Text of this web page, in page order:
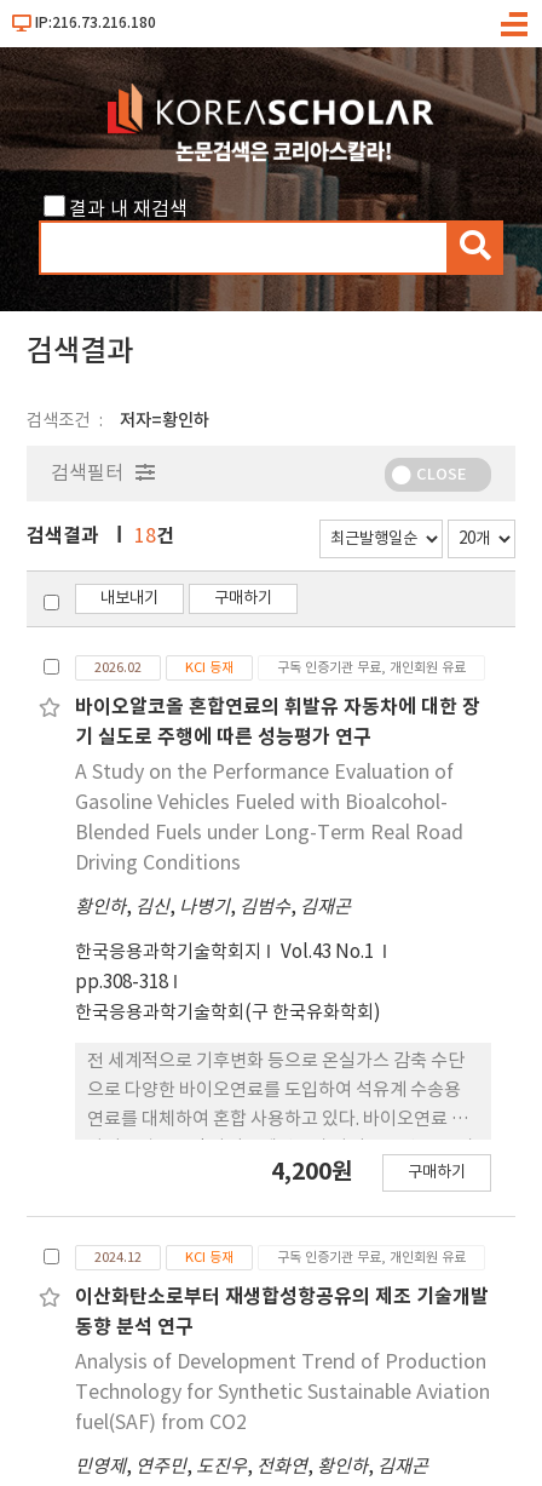
IP:216.73.216.180
메
결과 내 재검색
검
색
검색결과
검색조건 저자=황인하
검색필터 CLOSE
검색결과 18건
내보내기 구매하기
2026.02 KCI 등재 구독 인증기관 무료, 개인회원 유료
바이오알코올 혼합연료의 휘발유 자동차에 대한 장
기 실도로 주행에 따른 성능평가 연구
A Study on the Performance Evaluation of
Gasoline Vehicles Fueled with Bioalcohol-
Blended Fuels under Long-Term Real Road
Driving Conditions
황인하, 김신, 나병기, 김범수, 김재곤
한국응용과학기술학회지
Vol.43 No.1
pp.308-318
한국응용과학기술학회(구 한국유화학회)
전 세계적으로 기후변화 등으로 온실가스 감축 수단
으로 다양한 바이오연료를 도입하여 석유계 수송용
연료를 대체하여 혼합 사용하고 있다. 바이오연료 중
동차용 휘발유에 적정 비율로 혼합하여 기존 인프라
이오부탄올과 혼합한 바이오알코올 혼합연료를 사용
하여 휘발유 자동차의 적용성을 평가하였다. 총 4대의
휘발유 자동차에 E6 바이오알코올 혼합연료(바 이오
에탄올(70%):바이오부탄올(30%) 6%+서브옥탄가
솔린 94%)를 사용하여 실제 도로(일반도로, 고속도
로)에서 45,000 km까지 주행 후, 연료소비율, 배출
가스 및 증발가스를 20,000 km마다 특성을 분석하
였다. E6 바이오알코올 혼합연료 사용 전·후 모든 차
4,200원 구매하기
2024.12 KCI 등재 구독 인증기관 무료, 개인회원 유료
이산화탄소로부터 재생합성항공유의 제조 기술개발
동향 분석 연구
Analysis of Development Trend of Production
Technology for Synthetic Sustainable Aviation
fuel(SAF) from CO2
민영제, 연주민, 도진우, 전화연, 황인하, 김재곤